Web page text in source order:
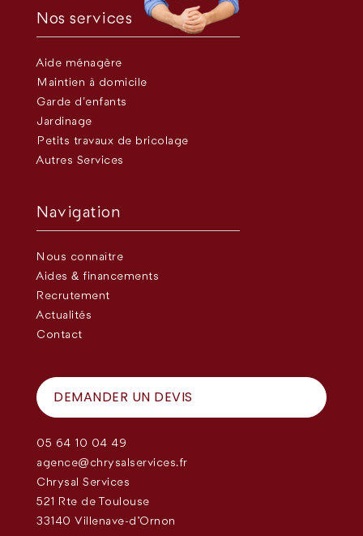
Nos services
Aide ménagère
Maintien à domicile
Garde d’enfants
Jardinage
Petits travaux de bricolage
Autres Services
Navigation
Nous connaître
Aides & financements
Recrutement
Actualités
Contact
DEMANDER UN DEVIS
05 64 10 04 49
agence@chrysalservices.fr
Chrysal Services
521 Rte de Toulouse
33140 Villenave-d'Ornon